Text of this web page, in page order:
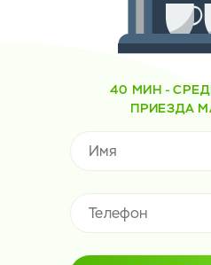
40 МИН -
ПРИЕЗДА